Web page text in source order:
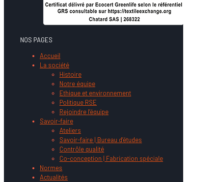
NOS PAGES
Accueil
La société
Histoire
Notre équipe
Ethique et environnement
Politique RSE
Rejoindre l’équipe
Savoir-faire
Ateliers
Savoir-faire | Bureau d’études
Contrôle qualité
Co-conception | Fabrication spéciale
Normes
Actualités